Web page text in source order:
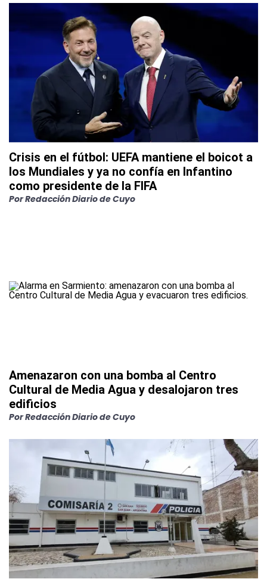
Crisis en el fútbol: UEFA mantiene el boicot a
los Mundiales y ya no confía en Infantino
como presidente de la FIFA
PorRedacción Diario de Cuyo
Amenazaron con una bomba al Centro
Cultural de Media Agua y desalojaron tres
edificios
PorRedacción Diario de Cuyo